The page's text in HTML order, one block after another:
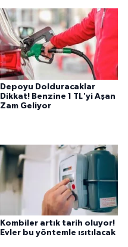
Depoyu Dolduracaklar
Dikkat! Benzine 1 TL'yi Aşan
Zam Geliyor
Kombiler artık tarih oluyor!
Evler bu yöntemle ısıtılacak